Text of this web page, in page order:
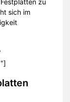
sich im